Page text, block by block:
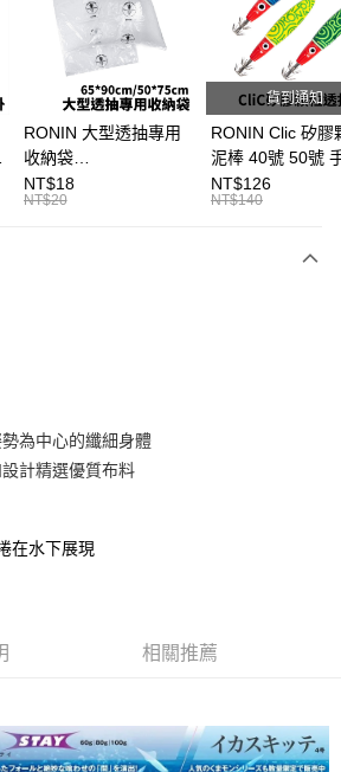
第一商業銀行
彰化商業銀行
台北富邦商業銀行
兆豐國際商業銀行
台中商業銀行
華泰商業銀行
期」，訂單成立後會自動跳轉到大哥付的交易
擇欲分期的期數、繳款截止日，確認付款後即完
往確認交易或遇審核未通過，訂單將自動取
過狀況，表示未達大哥付你分期系統評分，恕無
「大哥付你分期」於每月結算日後寄送繳費提
可選擇「超商條碼／台灣大直營門市／銀行轉
」等通路繳費。
，依約使用本公司帳單繳交帳款。
付你分期」之契約關係目的，商店將以您的個人
閱以下連結：https://oppay.tw/userRule
】
訊認證，即可結帳。
務後，再付款。
流程】
認金額後，即可完成結帳。
收到繳費通知簡訊。
含以上)免運費
含以上)免運費
RONIN 大型透抽專用
收納袋
65*90cm/50*75cm 台
灣製SGS檢驗無毒 加
NT$18
NT$20
貨到通知
RONIN Clic 矽膠
泥棒 40號 50號
抽專用泥棒 布卷
B297
NT$126
NT$140
為中心的纖細身體
計精選優質布料
在水下展現
相關推薦